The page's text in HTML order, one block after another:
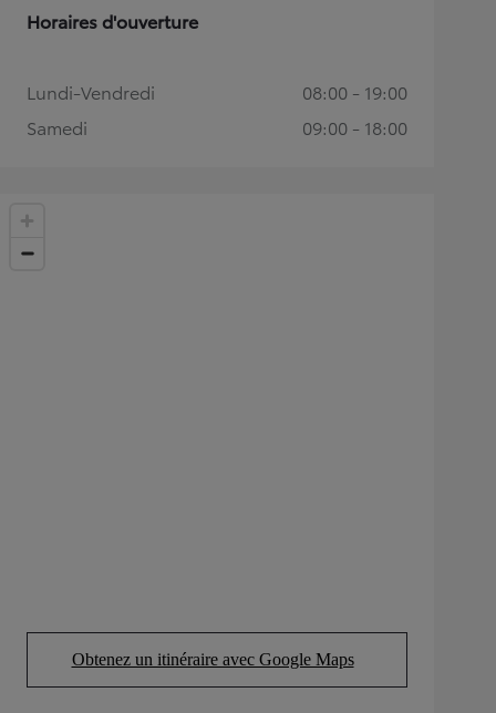
Obtenez un itinéraire avec Google Maps
(Opens in new tab)
Horaires d'ouverture
Lundi-Vendredi
08:00 - 19:00
Samedi
09:00 - 18:00